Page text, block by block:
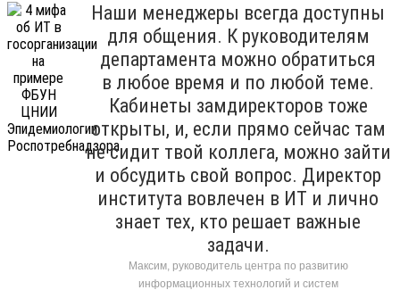
Наши менеджеры всегда доступны
для общения. К руководителям
департамента можно обратиться
в любое время и по любой теме.
Кабинеты замдиректоров тоже
открыты, и, если прямо сейчас там
не сидит твой коллега, можно зайти
и обсудить свой вопрос. Директор
института вовлечен в ИТ и лично
знает тех, кто решает важные
задачи.
Максим, руководитель центра по развитию
информационных технологий и систем